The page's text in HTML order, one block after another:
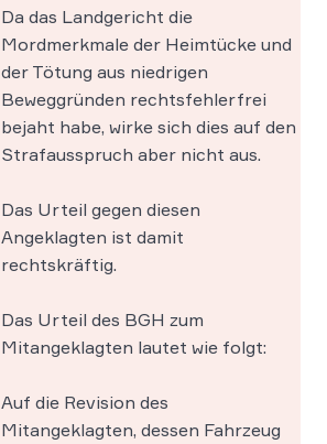
Da das Landgericht die
Mordmerkmale der Heimtücke und
der Tötung aus niedrigen
Beweggründen rechtsfehlerfrei
bejaht habe, wirke sich dies auf den
Strafausspruch aber nicht aus.
Das Urteil gegen diesen
Angeklagten ist damit
rechtskräftig.
Das Urteil des BGH zum
Mitangeklagten lautet wie folgt:
Auf die Revision des
Mitangeklagten, dessen Fahrzeug